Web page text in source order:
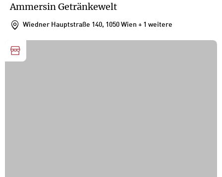
Ammersin Getränkewelt
Wiedner Hauptstraße 140, 1050 Wien + 1 weitere